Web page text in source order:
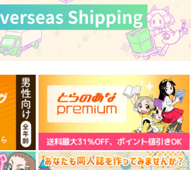
屋
売 787 （税込）
Fate/Grand Order
曲亭馬琴
サンプル
えふじいおう和風肖像
画集参
800個入りタコ焼き
専売 787円（税込）
Fate/Grand Order
葛飾北斎
サンプル
ンバー・カイヨウ
円（税込）
一
スイートサレンダー
PONZOOM
1,320円（税込）
エドモン×ぐだ子